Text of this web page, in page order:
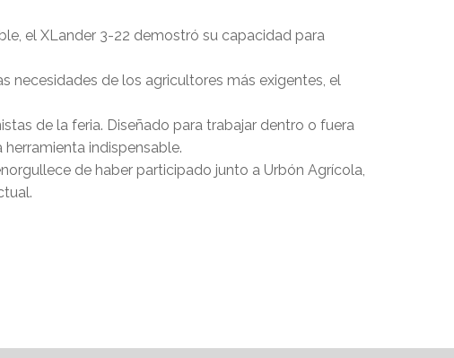
el XLander 3-22 demostró su capacidad para
necesidades de los agricultores más exigentes, el
de la feria. Diseñado para trabajar dentro o fuera
indispensable.
de haber participado junto a Urbón Agrícola,